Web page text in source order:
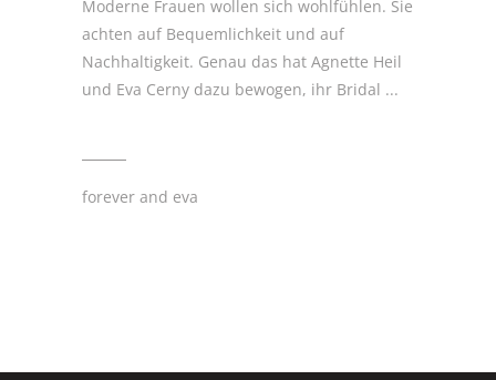
Moderne Frauen wollen sich wohlfühlen. Sie
achten auf Bequemlichkeit und auf
Nachhaltigkeit. Genau das hat Agnette Heil
und Eva Cerny dazu bewogen, ihr Bridal
forever and eva